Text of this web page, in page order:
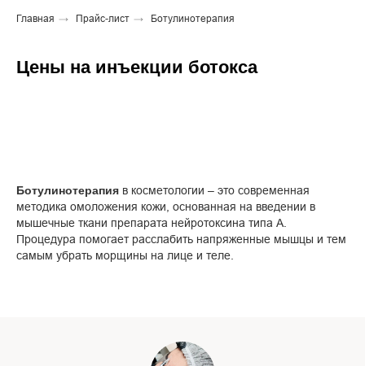
Главная → Прайс-лист → Ботулинотерапия
Цены на инъекции ботокса
Ботулинотерапия в косметологии – это современная
методика омоложения кожи, основанная на введении в
мышечные ткани препарата нейротоксина типа А.
Процедура помогает расслабить напряженные мышцы и тем
самым убрать морщины на лице и теле.